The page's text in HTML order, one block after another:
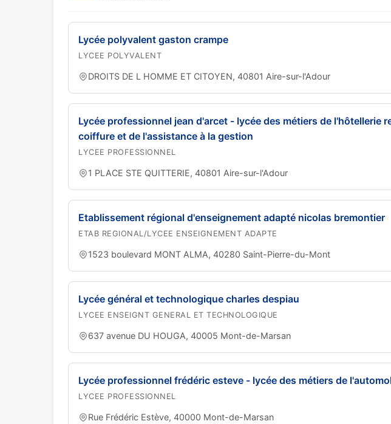
Lycée polyvalent gaston crampe
LYCEE POLYVALENT
DROITS DE L HOMME ET CITOYEN, 40801 Aire-sur-l'Adour
Lycée professionnel jean d'arcet - lycée des métiers de l'hôtellerie
coiffure et de l'assistance à la gestion
LYCEE PROFESSIONNEL
1 PLACE STE QUITTERIE, 40801 Aire-sur-l'Adour
Etablissement régional d'enseignement adapté nicolas bremontier
ETAB REGIONAL/LYCEE ENSEIGNEMENT ADAPTE
1523 boulevard MONT ALMA, 40280 Saint-Pierre-du-Mont
Lycée général et technologique charles despiau
LYCEE ENSEIGNT GENERAL ET TECHNOLOGIQUE
637 avenue DU HOUGA, 40005 Mont-de-Marsan
Lycée professionnel frédéric esteve - lycée des métiers de
LYCEE PROFESSIONNEL
Rue Frédéric Estève, 40000 Mont-de-Marsan